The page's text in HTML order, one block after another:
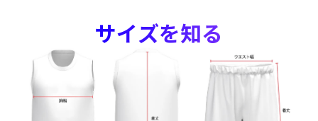
サイズを知る